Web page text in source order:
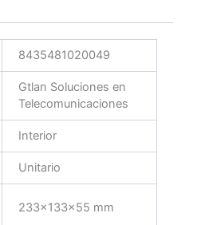
8435481020049
Gtlan Soluciones en
Telecomunicaciones
Interior
Unitario
233x133x55 mm